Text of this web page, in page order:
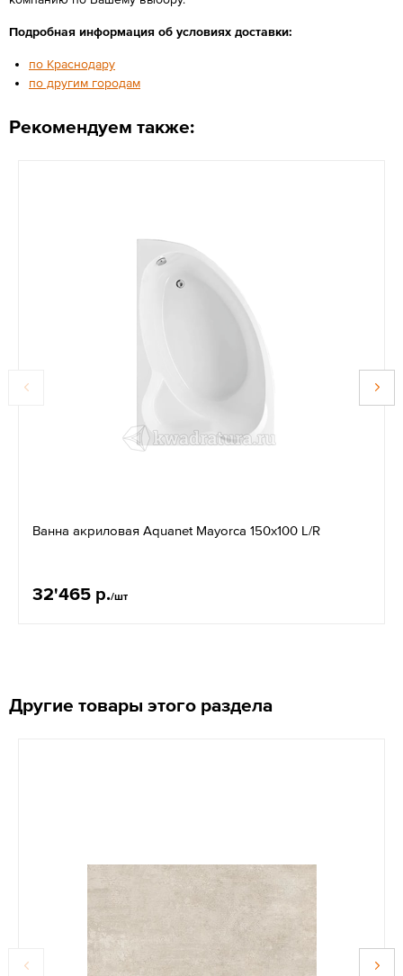
Подробная информация об условиях доставки:
по Краснодару
по другим городам
Рекомендуем также:
Ванна акриловая Aquanet Mayorca 150x100 L/R
32'465 р./шт
Другие товары этого раздела